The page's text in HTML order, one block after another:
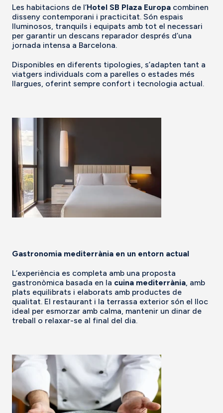
Les habitacions de l’Hotel SB Plaza Europa combinen
disseny contemporani i practicitat. Són espais
lluminosos, tranquils i equipats amb tot el necessari
per garantir un descans reparador després d’una
jornada intensa a Barcelona.
Disponibles en diferents tipologies, s’adapten tant a
viatgers individuals com a parelles o estades més
llargues, oferint sempre confort i tecnologia actual.
Gastronomia mediterrània en un entorn actual
L’experiència es completa amb una proposta
gastronòmica basada en la cuina mediterrània, amb
plats equilibrats i elaborats amb productes de
qualitat. El restaurant i la terrassa exterior són el lloc
ideal per esmorzar amb calma, mantenir un dinar de
treball o relaxar-se al final del dia.